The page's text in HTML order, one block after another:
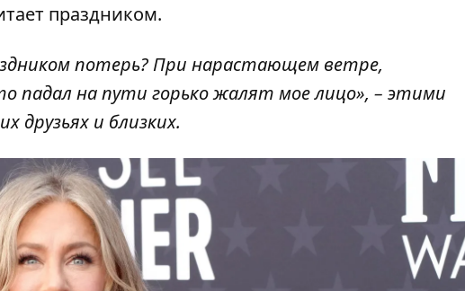
праздником.
потерь? При нарастающем ветре,
падал на пути горько жалят мое лицо», – этими
друзьях и близких.